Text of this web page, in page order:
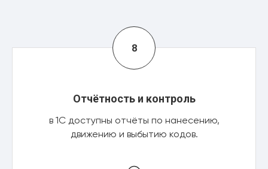
Отчётность и контроль
в 1С доступны отчёты по нанесению,
движению и выбытию кодов.